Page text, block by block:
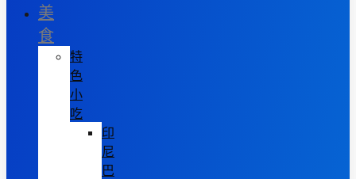
美
食
特
色
小
吃
印
尼
巴